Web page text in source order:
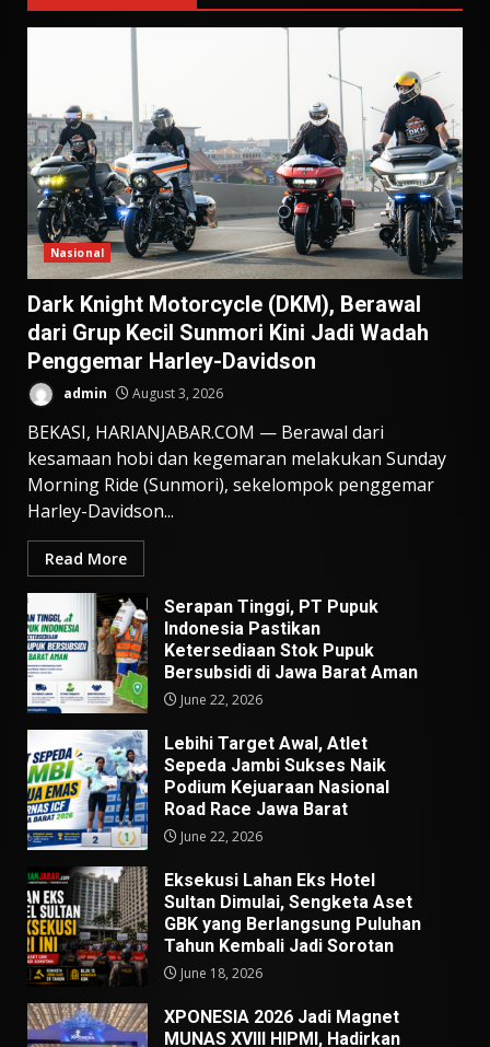
Nasional
Dark Knight Motorcycle (DKM), Berawal
dari Grup Kecil Sunmori Kini Jadi Wadah
Penggemar Harley-Davidson
admin August 3, 2026
BEKASI, HARIANJABAR.COM — Berawal dari
kesamaan hobi dan kegemaran melakukan Sunday
Morning Ride (Sunmori), sekelompok penggemar
Harley-Davidson...
Read More
Serapan Tinggi, PT Pupuk
Indonesia Pastikan
Ketersediaan Stok Pupuk
Bersubsidi di Jawa Barat Aman
June 22, 2026
Lebihi Target Awal, Atlet
Sepeda Jambi Sukses Naik
Podium Kejuaraan Nasional
Road Race Jawa Barat
June 22, 2026
Eksekusi Lahan Eks Hotel
Sultan Dimulai, Sengketa Aset
GBK yang Berlangsung Puluhan
Tahun Kembali Jadi Sorotan
June 18, 2026
XPONESIA 2026 Jadi Magnet
MUNAS XVIII HIPMI, Hadirkan